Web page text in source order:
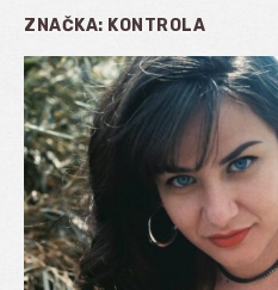
ZNAČKA: KONTROLA